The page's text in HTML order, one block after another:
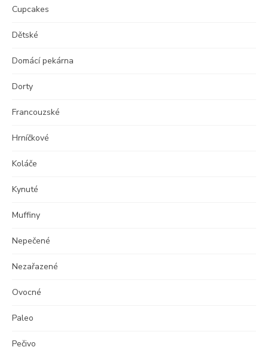
Cupcakes
Dětské
Domácí pekárna
Dorty
Francouzské
Hrníčkové
Koláče
Kynuté
Muffiny
Nepečené
Nezařazené
Ovocné
Paleo
Pečivo